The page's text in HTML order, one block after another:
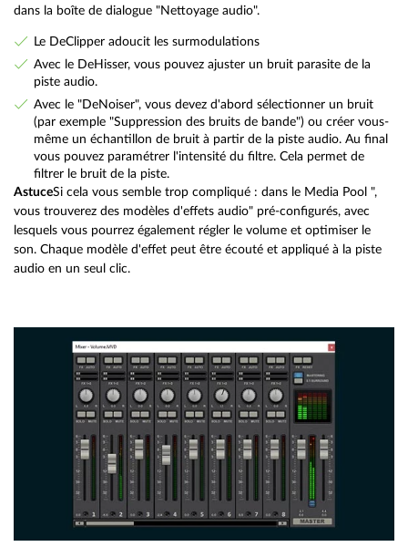
dans la boîte de dialogue "Nettoyage audio".
Le DeClipper adoucit les surmodulations
Avec le DeHisser, vous pouvez ajuster un bruit parasite de la
piste audio.
Avec le "DeNoiser", vous devez d'abord sélectionner un bruit
(par exemple "Suppression des bruits de bande") ou créer vous-
même un échantillon de bruit à partir de la piste audio. Au final
vous pouvez paramétrer l'intensité du filtre. Cela permet de
filtrer le bruit de la piste.
AstuceSi cela vous semble trop compliqué : dans le Media Pool ",
vous trouverez des modèles d'effets audio" pré-configurés, avec
lesquels vous pourrez également régler le volume et optimiser le
son. Chaque modèle d'effet peut être écouté et appliqué à la piste
audio en un seul clic.